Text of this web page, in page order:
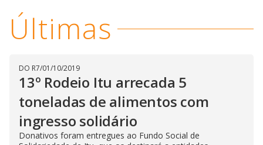
i
e
o
Últimas
DO R7/01/10/2019
13º Rodeio Itu arrecada 5
toneladas de alimentos com
ingresso solidário
Donativos foram entregues ao Fundo Social de